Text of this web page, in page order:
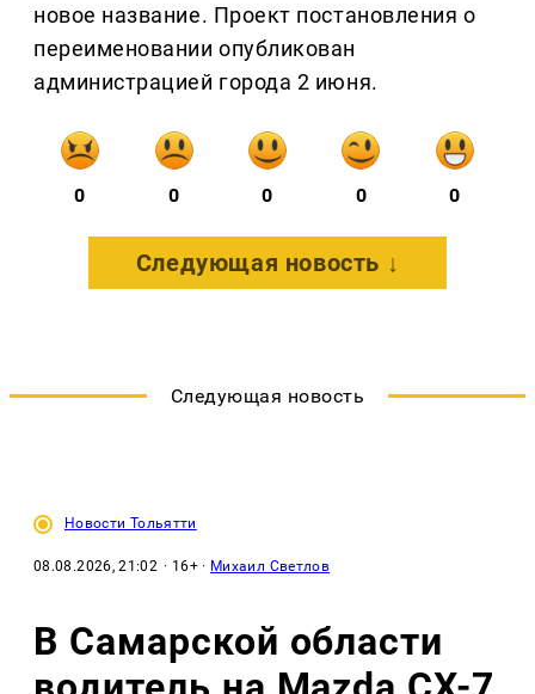
новое название. Проект постановления о
переименовании опубликован
администрацией города 2 июня.
0 0 0 0 0
Следующая новость ↓
Следующая новость
Новости Тольятти
08.08.2026, 21:02 · 16+ · Михаил Светлов
В Самарской области